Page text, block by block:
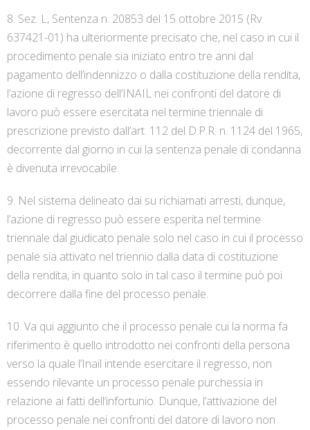
8. Sez. L, Sentenza n. 20853 del 15 ottobre 2015 (Rv.
637421-01) ha ulteriormente precisato che, nel caso in cui il
procedimento penale sia iniziato entro tre anni dal
pagamento dell’indennizzo o dalla costituzione della rendita,
l’azione di regresso dell’INAIL nei confronti del datore di
lavoro può essere esercitata nel termine triennale di
prescrizione previsto dall’art. 112 del D.P.R. n. 1124 del 1965,
decorrente dal giorno in cui la sentenza penale di condanna
è divenuta irrevocabile.
9. Nel sistema delineato dai su richiamati arresti, dunque,
l’azione di regresso può essere esperita nel termine
triennale dal giudicato penale solo nel caso in cui il processo
penale sia attivato nel triennio dalla data di costituzione
della rendita, in quanto solo in tal caso il termine può poi
decorrere dalla fine del processo penale.
10. Va qui aggiunto che il processo penale cui la norma fa
riferimento è quello introdotto nei confronti della persona
verso la quale l’Inail intende esercitare il regresso, non
essendo rilevante un processo penale purchessia in
relazione ai fatti dell’infortunio. Dunque, l’attivazione del
processo penale nei confronti del datore di lavoro non